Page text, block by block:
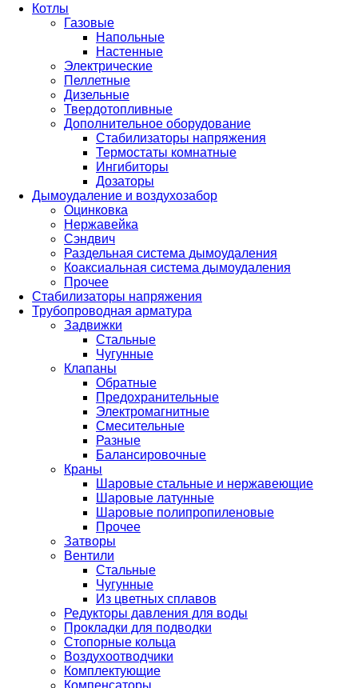
Котлы
Газовые
Напольные
Настенные
Электрические
Пеллетные
Дизельные
Твердотопливные
Дополнительное оборудование
Стабилизаторы напряжения
Термостаты комнатные
Ингибиторы
Дозаторы
Дымоудаление и воздухозабор
Оцинковка
Нержавейка
Сэндвич
Раздельная система дымоудаления
Коаксиальная система дымоудаления
Прочее
Стабилизаторы напряжения
Трубопроводная арматура
Задвижки
Стальные
Чугунные
Клапаны
Обратные
Предохранительные
Электромагнитные
Смесительные
Разные
Балансировочные
Краны
Шаровые стальные и нержавеющие
Шаровые латунные
Шаровые полипропиленовые
Прочее
Затворы
Вентили
Стальные
Чугунные
Из цветных сплавов
Редукторы давления для воды
Прокладки для подводки
Стопорные кольца
Воздухоотводчики
Комплектующие
Компенсаторы